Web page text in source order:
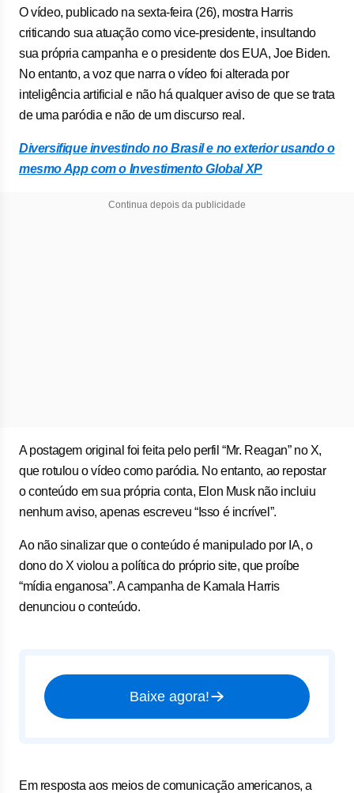
O vídeo, publicado na sexta-feira (26), mostra Harris
criticando sua atuação como vice-presidente, insultando
sua própria campanha e o presidente dos EUA, Joe Biden.
No entanto, a voz que narra o vídeo foi alterada por
inteligência artificial e não há qualquer aviso de que se trata
de uma paródia e não de um discurso real.
Diversifique investindo no Brasil e no exterior usando o
mesmo App com o Investimento Global XP
Continua depois da publicidade
A postagem original foi feita pelo perfil “Mr. Reagan” no X,
que rotulou o vídeo como paródia. No entanto, ao repostar
o conteúdo em sua própria conta, Elon Musk não incluiu
nenhum aviso, apenas escreveu “Isso é incrível”.
Ao não sinalizar que o conteúdo é manipulado por IA, o
dono do X violou a política do próprio site, que proíbe
“mídia enganosa”. A campanha de Kamala Harris
denunciou o conteúdo.
Baixe agora!
Em resposta aos meios de comunicação americanos, a